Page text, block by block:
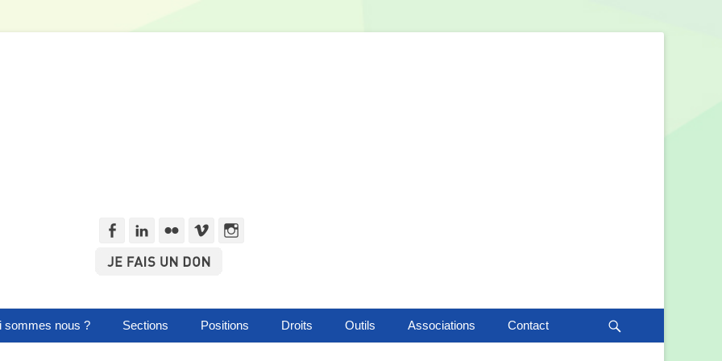
FacebookLinkedln
FlickrVimeoInstagram
sommes nous ? Sections Positions Droits Outils Associations Contact